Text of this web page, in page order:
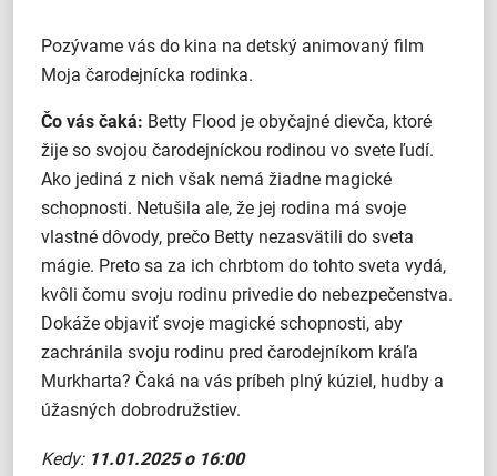
Pozývame vás do kina na detský animovaný film
Moja čarodejnícka rodinka.
Čo vás čaká: Betty Flood je obyčajné dievča, ktoré
žije so svojou čarodejníckou rodinou vo svete ľudí.
Ako jediná z nich však nemá žiadne magické
schopnosti. Netušila ale, že jej rodina má svoje
vlastné dôvody, prečo Betty nezasvätili do sveta
mágie. Preto sa za ich chrbtom do tohto sveta vydá,
kvôli čomu svoju rodinu privedie do nebezpečenstva.
Dokáže objaviť svoje magické schopnosti, aby
zachránila svoju rodinu pred čarodejníkom kráľa
Murkharta? Čaká na vás príbeh plný kúziel, hudby a
úžasných dobrodružstiev.
Kedy: 11.01.2025 o 16:00